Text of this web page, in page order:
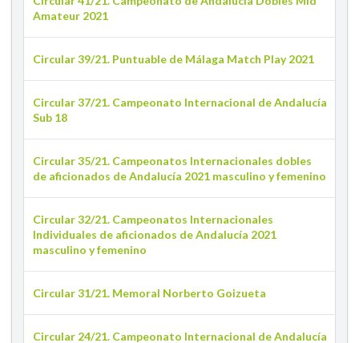
Amateur 2021
Circular 39/21. Puntuable de Málaga Match Play 2021
Circular 37/21. Campeonato Internacional de Andalucía
Sub 18
Circular 35/21. Campeonatos Internacionales dobles
de aficionados de Andalucía 2021 masculino y femenino
Circular 32/21. Campeonatos Internacionales
Individuales de aficionados de Andalucía 2021
masculino y femenino
Circular 31/21. Memoral Norberto Goizueta
Circular 24/21. Campeonato Internacional de Andalucía